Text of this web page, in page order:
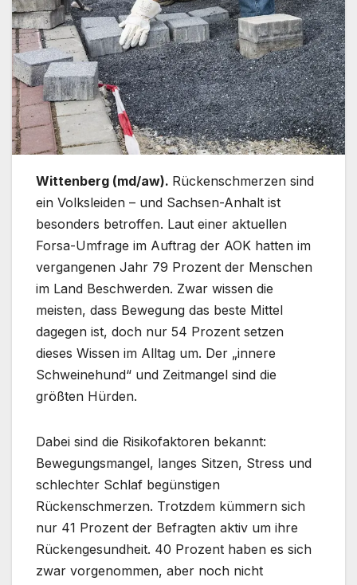
Wittenberg (md/aw). Rückenschmerzen sind
ein Volksleiden – und Sachsen-Anhalt ist
besonders betroffen. Laut einer aktuellen
Forsa-Umfrage im Auftrag der AOK hatten im
vergangenen Jahr 79 Prozent der Menschen
im Land Beschwerden. Zwar wissen die
meisten, dass Bewegung das beste Mittel
dagegen ist, doch nur 54 Prozent setzen
dieses Wissen im Alltag um. Der „innere
Schweinehund“ und Zeitmangel sind die
größten Hürden.
Dabei sind die Risikofaktoren bekannt:
Bewegungsmangel, langes Sitzen, Stress und
schlechter Schlaf begünstigen
Rückenschmerzen. Trotzdem kümmern sich
nur 41 Prozent der Befragten aktiv um ihre
Rückengesundheit. 40 Prozent haben es sich
zwar vorgenommen, aber noch nicht